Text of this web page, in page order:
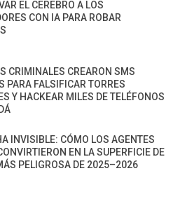
EL CEREBRO A LOS
CON IA PARA ROBAR
CRIMINALES CREARON SMS
PARA FALSIFICAR TORRES
Y HACKEAR MILES DE TELÉFONOS
INVISIBLE: CÓMO LOS AGENTES
EN LA SUPERFICIE DE
PELIGROSA DE 2025–2026